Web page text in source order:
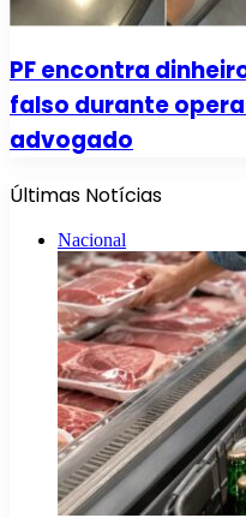
PF encontra
falso durante
advogado
Últimas Notícias
Nacional